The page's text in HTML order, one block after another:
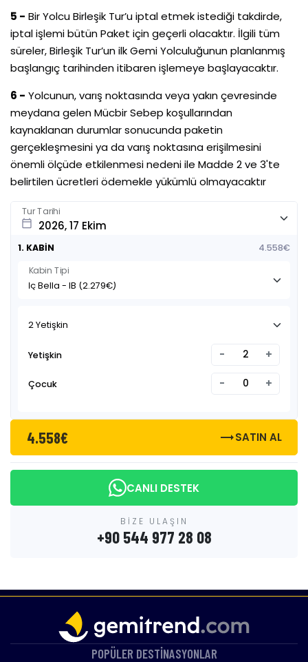
5 - Bir Yolcu Birleşik Tur’u iptal etmek istediği takdirde,
iptal işlemi bütün Paket için geçerli olacaktır. İlgili tüm
süreler, Birleşik Tur’un ilk Gemi Yolculuğunun planlanmış
başlangıç tarihinden itibaren işlemeye başlayacaktır.
6 - Yolcunun, varış noktasında veya yakın çevresinde
meydana gelen Mücbir Sebep koşullarından
kaynaklanan durumlar sonucunda paketin
gerçekleşmesini ya da varış noktasına erişilmesini
önemli ölçüde etkilenmesi nedeni ile Madde 2 ve 3'te
belirtilen ücretleri ödemekle yükümlü olmayacaktır
Tur Tarihi
calendar_today
1. KABİN
4.558€
Kabin Tipi
2 Yetişkin
Yetişkin - +
Çocuk - +
4.558€ trending_flatSATIN AL
CANLI DESTEK
BİZE ULAŞIN
+90 544 977 28 08
POPÜLER DESTİNASYONLAR